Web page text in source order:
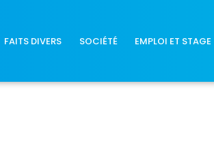
FAITS DIVERS SOCIÉTÉ EMPLOI ET STAGE